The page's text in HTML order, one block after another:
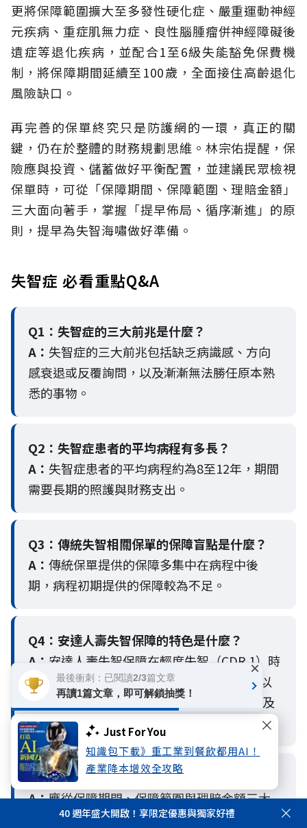
Just For You
知識包下載》重工業到餐飲都用AI！
產業降本增效全攻略
更將保障範圍擴大至多發性硬化症、嚴重運動神經
元疾病、重症肌無力症、良性腦腫瘤併神經障礙後
遺症等退化疾病，並配合1至6級失能豁免保費機
制，將保障期間延續至100歲，全面接住高齡退化
風險缺口。
再完善的保單終究只是防護網的一環，真正的關
鍵，仍在於整體的財務規劃思維。 林宗佑提醒，保
險應與投資、儲蓄做好平衡配置，並建議民眾檢視
保單時，可從「保障期間、保障範圍、理賠金額」
三大面向著手，掌握「提早佈局、循序漸進」的原
則，提早為失智海嘯做好準備。
失智症 必看重點Q&A
Q1：失智症的三大前兆是什麼？
A： 失智症的三大前兆包括缺乏病識感、方向
感衰退或反覆詢問，以及漸漸無法勝任原本熟
悉的事物。
Q2： 失智症患者的平均病程有多長？
A： 失智症患者的平均病程約為8至12年，期間
需要長期的照護與財務支出。
Q3： 傳統失智相關保單的保障盲點是什麼？
A： 傳統保單提供的保障多集中在病程中後
期，病程初期提供的保障較為不足。
Q4： 安達人壽失智保障的特色是什麼？
A： 安達人壽失智保障在輕度失智（CDR 1）時
即提供部分保障，並在中重度失智（CDR 2以
上）時一次性提供整筆理賠給付，降低患者及
其家庭財務壓力。
Q5：如何有效規劃失智症的財務保障？
A：應從保障期間、保障範圍與理賠金額三大
面向檢視保單，並提早佈局，將保險與投資、
40 週年盛大開啟！享限定優惠與獨家好禮
最後衝刺：已閱讀2/3篇文章
再讀1篇文章，即可解鎖抽獎！
×